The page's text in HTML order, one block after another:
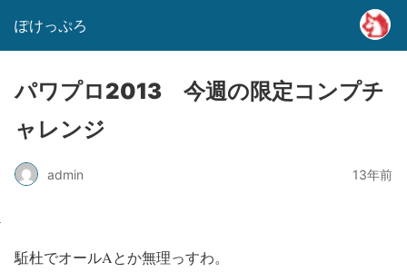
ぽけっぷろ
パワプロ2013 今週の限定コンプチ
ャレンジ
admin 13年前
駈杜でオールAとか無理っすわ。